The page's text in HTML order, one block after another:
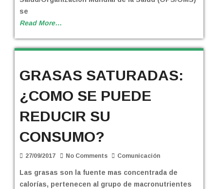
se
Read More…
GRASAS SATURADAS:
¿COMO SE PUEDE
REDUCIR SU
CONSUMO?
27/09/2017 No Comments Comunicación
Las grasas son la fuente mas concentrada de
calorías, pertenecen al grupo de macronutrientes